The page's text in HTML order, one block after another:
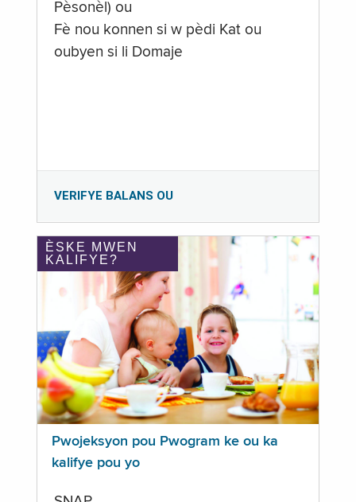
Pèsonèl) ou
Fè nou konnen si w pèdi Kat ou
oubyen si li Domaje
VERIFYE BALANS OU
ÈSKE MWEN
KALIFYE?
Pwojeksyon pou Pwogram ke ou ka
kalifye pou yo